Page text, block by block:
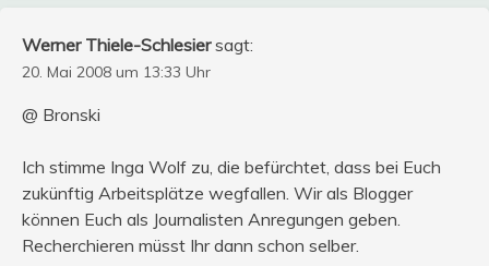
Werner Thiele-Schlesier sagt:
20. Mai 2008 um 13:33 Uhr
@ Bronski
Ich stimme Inga Wolf zu, die befürchtet, dass bei Euch
zukünftig Arbeitsplätze wegfallen. Wir als Blogger
können Euch als Journalisten Anregungen geben.
Recherchieren müsst Ihr dann schon selber.